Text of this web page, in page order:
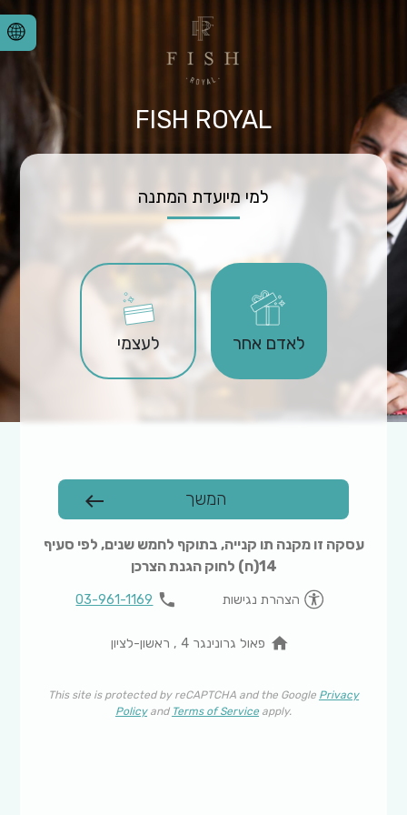
FISH ROYAL
למי מיועדת המתנה
לאדם אחר לעצמי
המשך west
עסקה זו מקנה תו קנייה, בתוקף לחמש שנים, לפי סעיף
14(ח) לחוק הגנת הצרכן
הצהרת נגישות phone
03-961-1169
home פאול גרונינגר 4 , ראשון-לציון
This site is protected by reCAPTCHA and the Google Privacy
Policyand Terms of Service apply.